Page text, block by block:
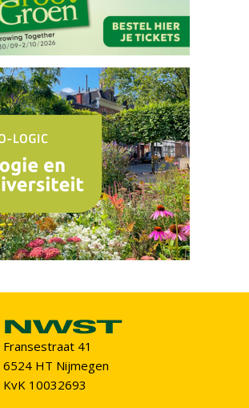
Fransestraat 41
6524 HT Nijmegen
KvK 10032693